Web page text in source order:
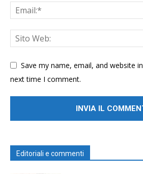
Save my name, email, and website
next time I comment.
Editoriali e commenti